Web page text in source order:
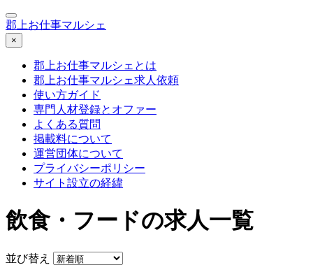
郡上お仕事マルシェ
×
郡上お仕事マルシェとは
郡上お仕事マルシェ求人依頼
使い方ガイド
専門人材登録とオファー
よくある質問
掲載料について
運営団体について
プライバシーポリシー
サイト設立の経緯
飲食・フードの求人一覧
並び替え